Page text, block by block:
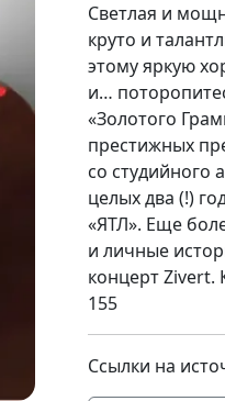
Светлая и
круто и
этому яркую
и…
«Золотого
престижных
со студийного
целых два (!)
«ЯТЛ». Еще
и личные
концерт Zivert.
155
Ссылки на